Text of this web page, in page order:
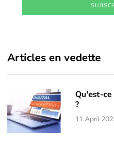
Articles en vedette
Qu'est-
?
11 April